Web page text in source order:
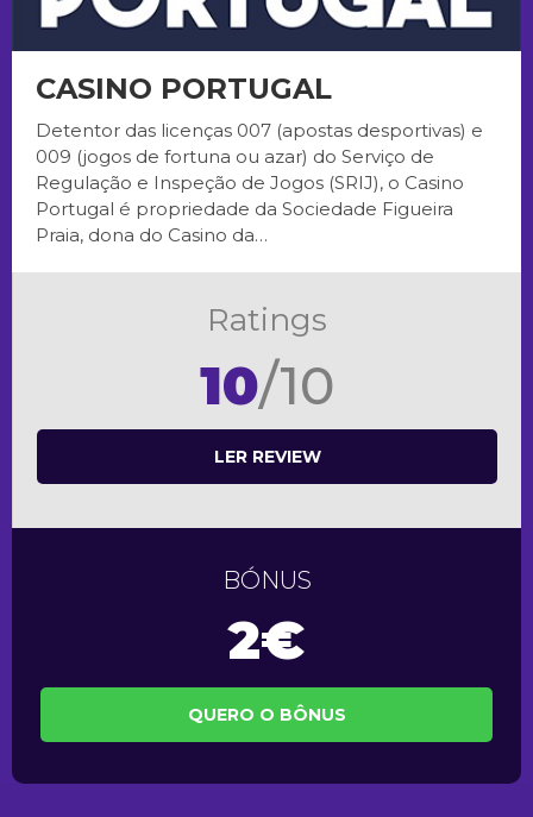
CASINO PORTUGAL
Detentor das licenças 007 (apostas desportivas) e
009 (jogos de fortuna ou azar) do Serviço de
Regulação e Inspeção de Jogos (SRIJ), o Casino
Portugal é propriedade da Sociedade Figueira
Praia, dona do Casino da…
Ratings
10/10
LER REVIEW
BÓNUS
2€
QUERO O BÔNUS